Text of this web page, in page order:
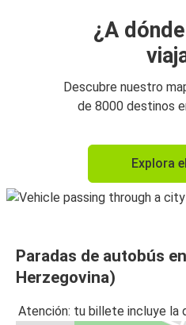
¿A
Descubre nuestro
de 8000 destinos
Explora
Paradas de autobús
Herzegovina)
Atención: tu billete incluye la